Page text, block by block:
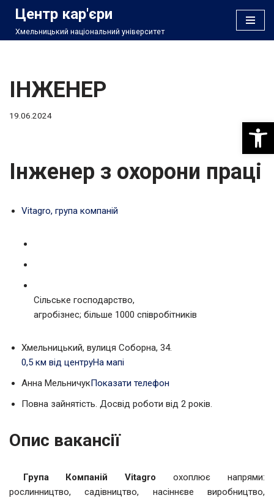
Перейти
Центр кар'єри
Хмельницький національний університет
ІНЖЕНЕР
19.06.2024
Інженер з охорони праці
Vitagro, група компаній
Сільське господарство,
агробізнес; більше 1000 співробітників
Хмельницький, вулиця Соборна, 34.
0,5 км від центруНа мапі
Анна МельничукПоказати телефон
Повна зайнятість. Досвід роботи від 2 років.
Опис вакансії
Група Компаній Vitagroохоплює напрями:
рослинництво, садівництво, насіннєве виробництво,